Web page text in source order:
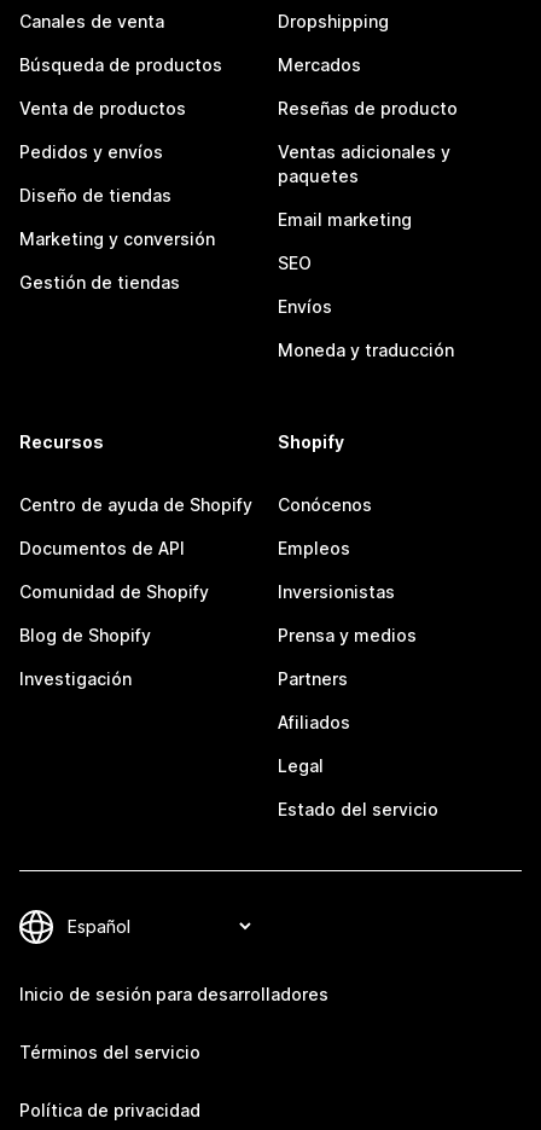
Canales de venta
Búsqueda de productos
Venta de productos
Pedidos y envíos
Diseño de tiendas
Marketing y conversión
Gestión de tiendas
Dropshipping
Mercados
Reseñas de producto
Ventas adicionales y
paquetes
Email marketing
SEO
Envíos
Moneda y traducción
Recursos
Centro de ayuda de Shopify
Documentos de API
Comunidad de Shopify
Blog de Shopify
Investigación
Shopify
Conócenos
Empleos
Inversionistas
Prensa y medios
Partners
Afiliados
Legal
Estado del servicio
Inicio de sesión para desarrolladores
Términos del servicio
Política de privacidad